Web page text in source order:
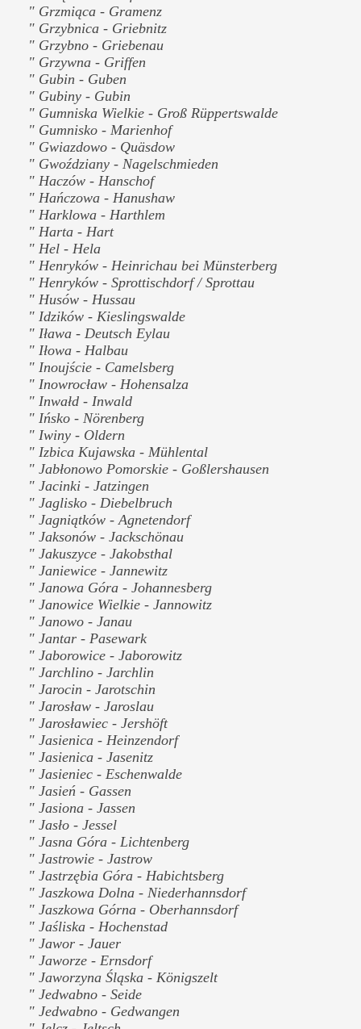
" Grzmiąca - Gramenz
" Grzybnica - Griebnitz
" Grzybno - Griebenau
" Grzywna - Griffen
" Gubin - Guben
" Gubiny - Gubin
" Gumniska Wielkie - Groß Rüppertswalde
" Gumnisko - Marienhof
" Gwiazdowo - Quäsdow
" Gwoździany - Nagelschmieden
" Haczów - Hanschof
" Hańczowa - Hanushaw
" Harklowa - Harthlem
" Harta - Hart
" Hel - Hela
" Henryków - Heinrichau bei Münsterberg
" Henryków - Sprottischdorf / Sprottau
" Husów - Hussau
" Idzików - Kieslingswalde
" Iława - Deutsch Eylau
" Iłowa - Halbau
" Inoujście - Camelsberg
" Inowrocław - Hohensalza
" Inwałd - Inwald
" Ińsko - Nörenberg
" Iwiny - Oldern
" Izbica Kujawska - Mühlental
" Jabłonowo Pomorskie - Goßlershausen
" Jacinki - Jatzingen
" Jaglisko - Diebelbruch
" Jagniątków - Agnetendorf
" Jaksonów - Jackschönau
" Jakuszyce - Jakobsthal
" Janiewice - Jannewitz
" Janowa Góra - Johannesberg
" Janowice Wielkie - Jannowitz
" Janowo - Janau
" Jantar - Pasewark
" Jaborowice - Jaborowitz
" Jarchlino - Jarchlin
" Jarocin - Jarotschin
" Jarosław - Jaroslau
" Jarosławiec - Jershöft
" Jasienica - Heinzendorf
" Jasienica - Jasenitz
" Jasieniec - Eschenwalde
" Jasień - Gassen
" Jasiona - Jassen
" Jasło - Jessel
" Jasna Góra - Lichtenberg
" Jastrowie - Jastrow
" Jastrzębia Góra - Habichtsberg
" Jaszkowa Dolna - Niederhannsdorf
" Jaszkowa Górna - Oberhannsdorf
" Jaśliska - Hochenstad
" Jawor - Jauer
" Jaworze - Ernsdorf
" Jaworzyna Śląska - Königszelt
" Jedwabno - Seide
" Jedwabno - Gedwangen